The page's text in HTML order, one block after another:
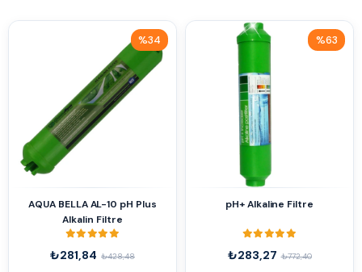
AQUA BELLA AL-10 pH Plus
Alkalin Filtre
₺281,84 ₺428,48
%34
İndirim
%34İndirim
pH+ Alkaline Filtre
₺283,27 ₺772,40
%63